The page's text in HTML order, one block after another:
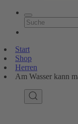
Start
Shop
Herren
Am Wasser kann